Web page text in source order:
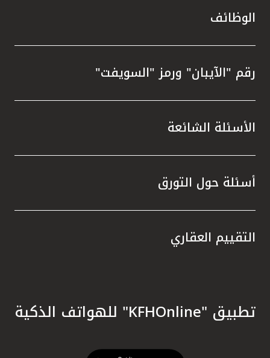
الوظائف
رقم "الآيبان" ورمز "السويفت"
الأسئلة الشائعة
أسئلة حول التورق
التقييم العقاري
تطبيق "KFHOnline" للهواتف الذكية